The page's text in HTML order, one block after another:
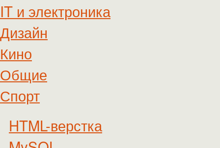
IT и электроника
Дизайн
Кино
Общие
Спорт
HTML-верстка